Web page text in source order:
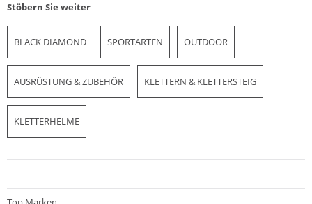
Stöbern Sie weiter
BLACK DIAMOND SPORTARTEN OUTDOOR
AUSRÜSTUNG & ZUBEHÖR KLETTERN & KLETTERSTEIG
KLETTERHELME